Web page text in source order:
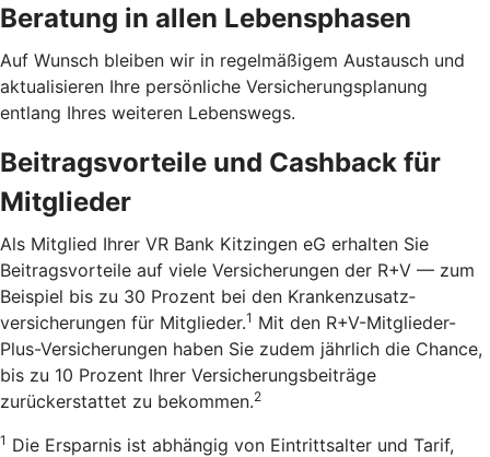
Beratung in allen Lebensphasen
Auf Wunsch bleiben wir in regelmäßigem Austausch und
aktualisieren Ihre persönliche Versicherungsplanung
entlang Ihres weiteren Lebenswegs.
Beitragsvorteile und Cashback für
Mitglieder
Als Mitglied Ihrer VR Bank Kitzingen eG erhalten Sie
Beitragsvorteile auf viele Versicherungen der R+V — zum
Beispiel bis zu 30 Prozent bei den Kranken­zusatz­
versicherungen für Mitglieder.1 Mit den R+V-Mitglieder-
Plus-Versicherungen haben Sie zudem jährlich die Chance,
bis zu 10 Prozent Ihrer Versicherungsbeiträge
zurückerstattet zu bekommen.2
1 Die Ersparnis ist abhängig von Eintrittsalter und Tarif,